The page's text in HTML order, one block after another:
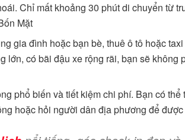
Chỉ mất khoảng 30 phút di chuyển từ
Mặt
gia đình hoặc bạn bè, thuê ô tô hoặc
lớn, có bãi đậu xe rộng rãi, bạn sẽ không
phổ biến và tiết kiệm chi phí. Bạn có thể
hoặc hỏi người dân địa phương để